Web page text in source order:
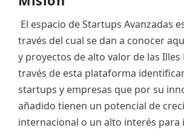
ES
CAT
El espacio de Startups Avanzadas
través del cual se dan a conocer
y proyectos de alto valor de las Illes
través de esta plataforma
startups y empresas que por su
añadido tienen un potencial de
internacional o un alto interés para